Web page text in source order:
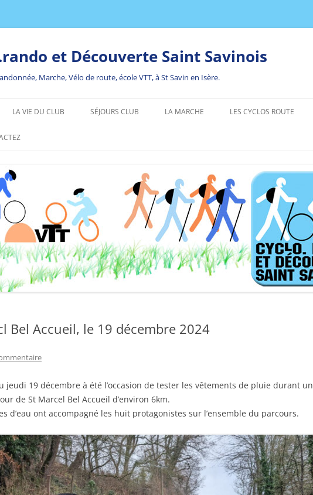
et Découverte Saint Savinois
Marche, Vélo de route, école VTT, à St Savin en Isère.
LA VIE DU CLUB SÉJOURS CLUB LA MARCHE LES CYCLOS ROUTE
Bel Accueil, le 19 décembre 2024
jeudi 19 décembre à été l’occasion de tester les vêtements de pluie durant un
de St Marcel Bel Accueil d’environ 6km.
d’eau ont accompagné les huit protagonistes sur l’ensemble du parcours.